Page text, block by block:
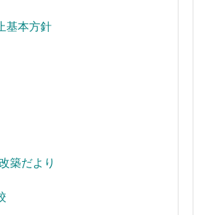
基本方針
築だより